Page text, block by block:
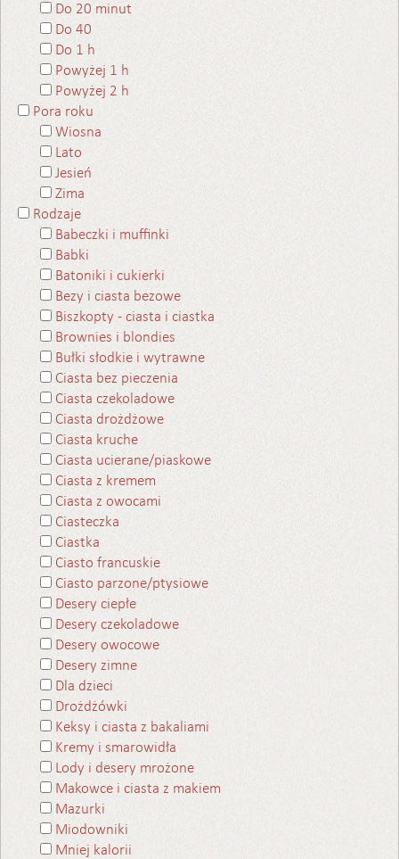
Do 20 minut
Do 40
Do 1 h
Powyżej 1 h
Powyżej 2 h
Pora roku
Wiosna
Lato
Jesień
Zima
Rodzaje
Babeczki i muffinki
Babki
Batoniki i cukierki
Bezy i ciasta bezowe
Biszkopty - ciasta i ciastka
Brownies i blondies
Bułki słodkie i wytrawne
Ciasta bez pieczenia
Ciasta czekoladowe
Ciasta drożdżowe
Ciasta kruche
Ciasta ucierane/piaskowe
Ciasta z kremem
Ciasta z owocami
Ciasteczka
Ciastka
Ciasto francuskie
Ciasto parzone/ptysiowe
Desery ciepłe
Desery czekoladowe
Desery owocowe
Desery zimne
Dla dzieci
Drożdżówki
Keksy i ciasta z bakaliami
Kremy i smarowidła
Lody i desery mrożone
Makowce i ciasta z makiem
Mazurki
Miodowniki
Mniej kalorii